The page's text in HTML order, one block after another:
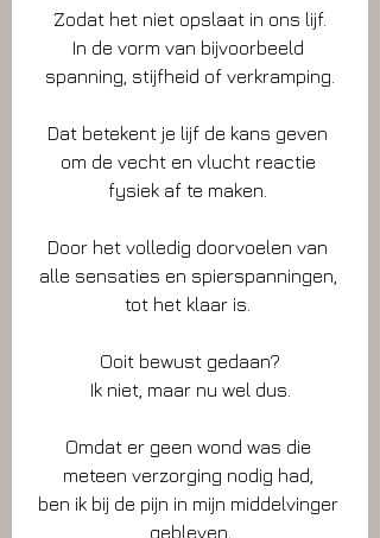
Zodat het niet opslaat in ons lijf.
In de vorm van bijvoorbeeld
spanning, stijfheid of verkramping.
Dat betekent je lijf de kans geven
om de vecht en vlucht reactie
fysiek af te maken.
Door het volledig doorvoelen van
alle sensaties en spierspanningen,
tot het klaar is.
Ooit bewust gedaan?
Ik niet, maar nu wel dus.
Omdat er geen wond was die
meteen verzorging nodig had,
ben ik bij de pijn in mijn middelvinger
gebleven.